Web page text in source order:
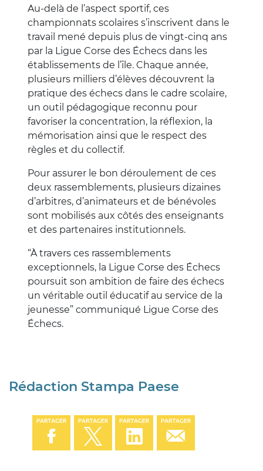
Au-delà de l’aspect sportif, ces
championnats scolaires s’inscrivent dans le
travail mené depuis plus de vingt-cinq ans
par la Ligue Corse des Échecs dans les
établissements de l’île. Chaque année,
plusieurs milliers d’élèves découvrent la
pratique des échecs dans le cadre scolaire,
un outil pédagogique reconnu pour
favoriser la concentration, la réflexion, la
mémorisation ainsi que le respect des
règles et du collectif.
Pour assurer le bon déroulement de ces
deux rassemblements, plusieurs dizaines
d’arbitres, d’animateurs et de bénévoles
sont mobilisés aux côtés des enseignants
et des partenaires institutionnels.
“À travers ces rassemblements
exceptionnels, la Ligue Corse des Échecs
poursuit son ambition de faire des échecs
un véritable outil éducatif au service de la
jeunesse” communiqué Ligue Corse des
Échecs.
Rédaction Stampa Paese